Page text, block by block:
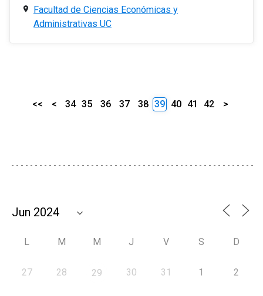
Facultad de Ciencias Económicas y
Administrativas UC
<< < 34 35 36 37 38 39 40 41 42 >
L M M J V S D
27 28 29 30 31 1 2